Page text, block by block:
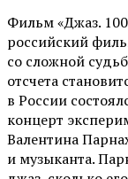
Фильм «Джаз.
российский
со сложной
отсчета
в России
концерт
Валентина
и музыканта.